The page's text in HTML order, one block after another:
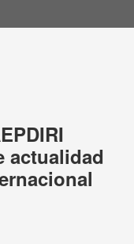
actualidad